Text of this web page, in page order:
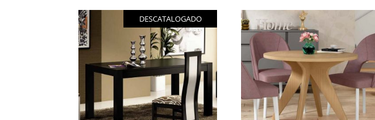
DESCATALOGADO